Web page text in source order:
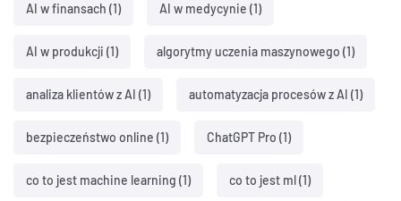
AI w finansach (1) AI w medycynie (1)
AI w produkcji (1) algorytmy uczenia maszynowego (1)
analiza klientów z AI (1) automatyzacja procesów z AI (1)
bezpieczeństwo online (1) ChatGPT Pro (1)
co to jest machine learning (1) co to jest ml(1)